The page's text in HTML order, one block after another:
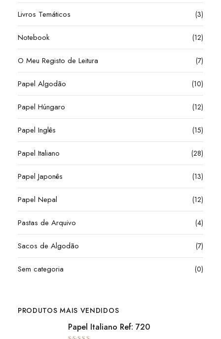
Livros Temáticos (3)
Notebook (12)
O Meu Registo de Leitura (7)
Papel Algodão (10)
Papel Húngaro (12)
Papel Inglês (15)
Papel Italiano (28)
Papel Japonês (13)
Papel Nepal (12)
Pastas de Arquivo (4)
Sacos de Algodão (7)
Sem categoria (0)
PRODUTOS MAIS VENDIDOS
Papel Italiano Ref: 720